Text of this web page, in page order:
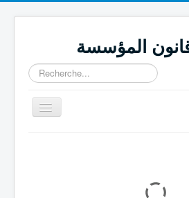
المؤسسة
Rechercher
Basculer
la